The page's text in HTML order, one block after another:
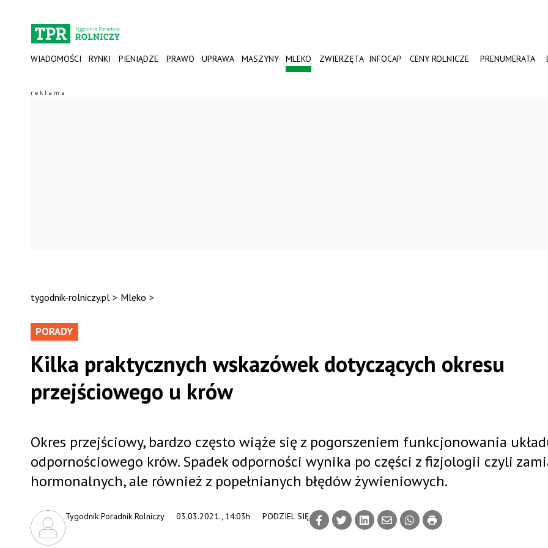
WIADOMOŚCI RYNKI PIENIĄDZE PRAWO UPRAWA MASZYNY MLEKO ZWIERZĘTA INFOCAP CENY ROLNICZE PRENUMERATA
tygodnik-rolniczy.pl > Mleko >
PORADY
Kilka praktycznych wskazówek dotyczących okresu
przejściowego u krów
03.03.2021., 14:03h
Tygodnik Poradnik Rolniczy PODZIEL SIĘ
Okres przejściowy, bardzo często wiąże się z pogorszeniem funkcjonowania
odpornościowego krów. Spadek odporności wynika po części z fizjologii czyli
hormonalnych, ale również z popełnianych błędów żywieniowych.